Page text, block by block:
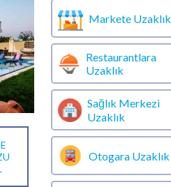
Markete Uzaklık
Restaurantlara
Uzaklık
Sağlık Merkezi
Uzaklık
Otogara Uzaklık